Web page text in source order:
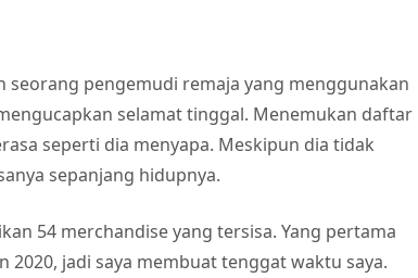
seorang pengemudi remaja yang menggunakan
selamat tinggal. Menemukan daftar
seperti dia menyapa. Meskipun dia tidak
sepanjang hidupnya.
54 merchandise yang tersisa. Yang pertama
jadi saya membuat tenggat waktu saya.